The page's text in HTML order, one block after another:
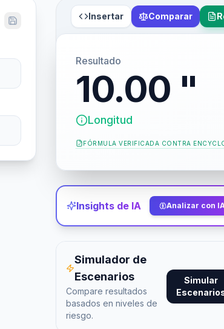
Insertar Comparar
Resultado
10.00 "
Longitud
FÓRMULA VERIFICADA CONTRA
Insights de IA Analizar con
Simulador de
Escenarios
Compare resultados
basados en niveles de
riesgo.
Simular